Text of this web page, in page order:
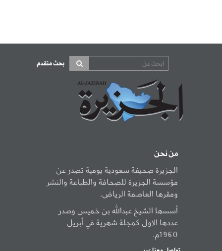
بحث متقدم
من نحن
الجزيرة صحيفة سعودية يومية تصدر عن
مؤسسة الجزيرة للصحافة والطباعة والنشر
ومقرها العاصمة الرياض.
أسسها الشيخ عبدالله بن خميس وصدر
عددها الاول كمجلة شهرية في أبريل
1960م.